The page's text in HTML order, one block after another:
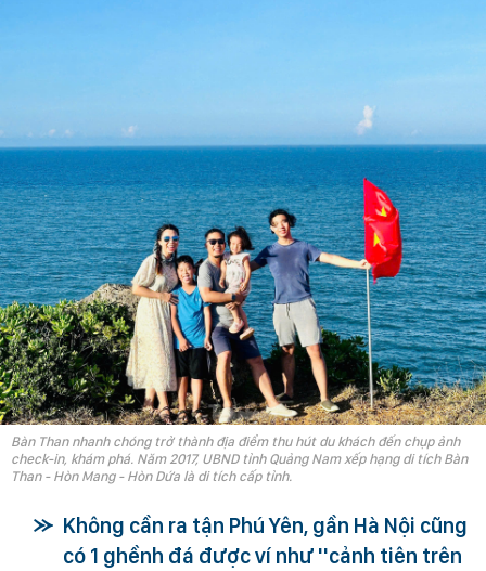
Bàn Than nhanh chóng trở thành địa điểm thu hút du khách đến chụp ảnh
check-in, khám phá. Năm 2017, UBND tỉnh Quảng Nam xếp hạng di tích Bàn
Than - Hòn Mang - Hòn Dứa là di tích cấp tỉnh.
Không cần ra tận Phú Yên, gần Hà Nội cũng
có 1 ghềnh đá được ví như ''cảnh tiên trên